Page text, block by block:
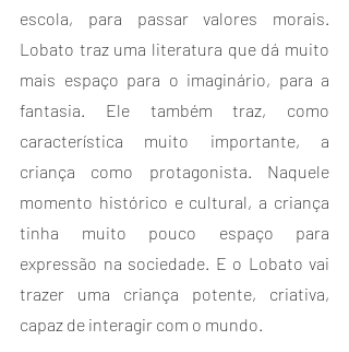
escola, para passar valores morais.
Lobato traz uma literatura que dá muito
mais espaço para o imaginário, para a
fantasia. Ele também traz, como
característica muito importante, a
criança como protagonista. Naquele
momento histórico e cultural, a criança
tinha muito pouco espaço para
expressão na sociedade. E o Lobato vai
trazer uma criança potente, criativa,
capaz de interagir com o mundo.